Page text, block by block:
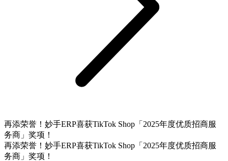
再添荣誉！妙手ERP喜获TikTok Shop「2025年度优质招商服
务商」奖项！
再添荣誉！妙手ERP喜获TikTok Shop「2025年度优质招商服
务商」奖项！